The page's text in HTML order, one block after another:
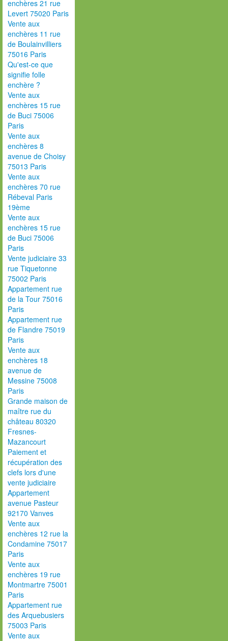
enchères 21 rue
Levert 75020 Paris
Vente aux
enchères 11 rue
de Boulainvilliers
75016 Paris
Qu'est-ce que
signifie folle
enchère ?
Vente aux
enchères 15 rue
de Buci 75006
Paris
Vente aux
enchères 8
avenue de Choisy
75013 Paris
Vente aux
enchères 70 rue
Rébeval Paris
19ème
Vente aux
enchères 15 rue
de Buci 75006
Paris
Vente judiciaire 33
rue Tiquetonne
75002 Paris
Appartement rue
de la Tour 75016
Paris
Appartement rue
de Flandre 75019
Paris
Vente aux
enchères 18
avenue de
Messine 75008
Paris
Grande maison de
maître rue du
château 80320
Fresnes-
Mazancourt
Paiement et
récupération des
clefs lors d'une
vente judiciaire
Appartement
avenue Pasteur
92170 Vanves
Vente aux
enchères 12 rue la
Condamine 75017
Paris
Vente aux
enchères 19 rue
Montmartre 75001
Paris
Appartement rue
des Arquebusiers
75003 Paris
Vente aux